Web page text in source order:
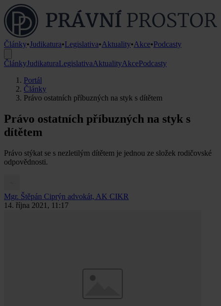
Články•Judikatura•Legislativa•Aktuality•Akce•Podcasty
ČlánkyJudikaturaLegislativaAktualityAkcePodcasty
Portál
Články
Právo ostatních příbuzných na styk s dítětem
Právo ostatních příbuzných na styk s
dítětem
Právo stýkat se s nezletilým dítětem je jednou ze složek rodičovské
odpovědnosti.
Mgr. Štěpán Ciprýn advokát, AK CIKR
14. října 2021, 11:17